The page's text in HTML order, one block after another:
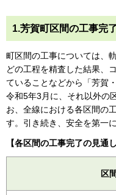
1.芳賀町区間の工事完
町区間の工事については、
どの工程を精査した結果、
ていることなどから「芳賀
令和5年3月に、それ以外の
お、全線における各区間の
す。引き続き、安全を第一
【各区間の工事完了の見通し
区間